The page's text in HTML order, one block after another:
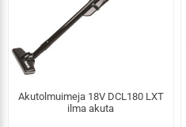
Akutolmuimeja 18V DCL180 LXT
ilma akuta